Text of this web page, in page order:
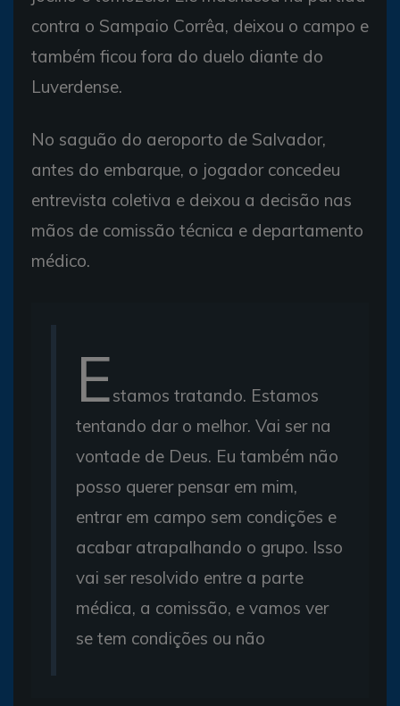
contra o Sampaio Corrêa, deixou o campo e
também ficou fora do duelo diante do
Luverdense.
No saguão do aeroporto de Salvador,
antes do embarque, o jogador concedeu
entrevista coletiva e deixou a decisão nas
mãos de comissão técnica e departamento
médico.
Estamos tratando. Estamos
tentando dar o melhor. Vai ser na
vontade de Deus. Eu também não
posso querer pensar em mim,
entrar em campo sem condições e
acabar atrapalhando o grupo. Isso
vai ser resolvido entre a parte
médica, a comissão, e vamos ver
se tem condições ou não